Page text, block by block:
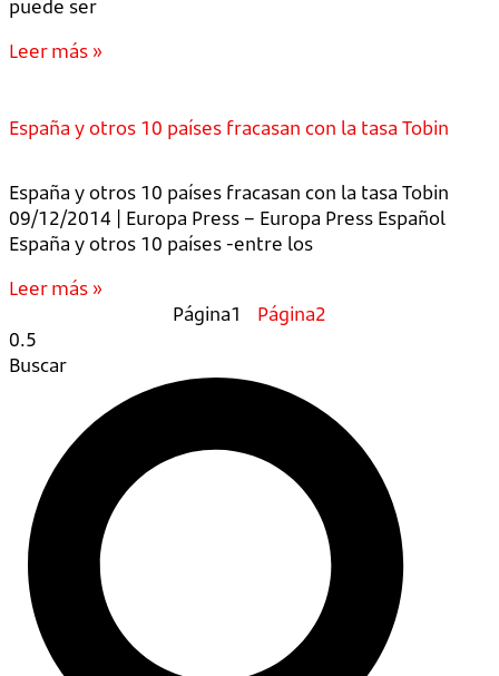
puede ser
Leer más »
España y otros 10 países fracasan con la tasa Tobin
España y otros 10 países fracasan con la tasa Tobin
09/12/2014 | Europa Press – Europa Press Español
España y otros 10 países -entre los
Leer más »
Página1 Página2
Buscar